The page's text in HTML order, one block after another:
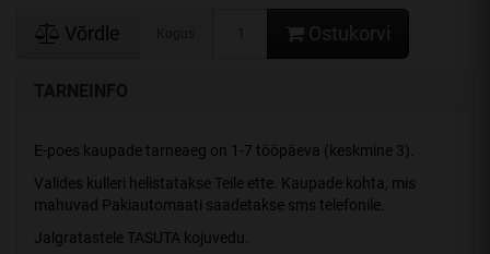
Võrdle Ostukorvi
TARNEINFO
E-poes kaupade tarneaeg on 1-7 tööpäeva (keskmine 3).
Valides kulleri helistatakse Teile ette. Kaupade kohta, mis
mahuvad Pakiautomaati saadetakse sms telefonile.
Jalgratastele TASUTA kojuvedu.